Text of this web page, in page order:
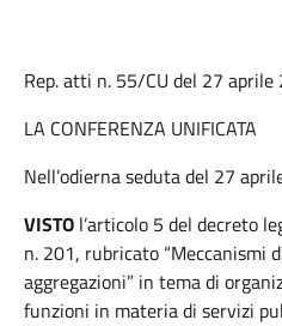
Rep. atti n. 55/CU del 27 aprile
LA CONFERENZA UNIFICATA
Nell’odierna seduta del 27
VISTO l’articolo 5 del decreto
n. 201, rubricato “Meccanismi
aggregazioni” in tema di
funzioni in materia di servizi